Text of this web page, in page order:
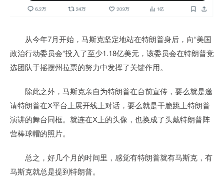
从今年7月开始，马斯克坚定地站在特朗普身后，向“美国
政治行动委员会”投入了至少1.18亿美元，该委员会在特朗普竞
选团队于摇摆州拉票的努力中发挥了关键作用。
除此之外，马斯克亲自为特朗普在台前宣传，要么就是邀
请特朗普在X平台上展开线上对话，要么就是干脆跳上特朗普
演讲的舞台同框。就连在X上的头像，也换成了头戴特朗普阵
营棒球帽的照片。
总之，好几个月的时间里，感觉有特朗普就有马斯克，有
马斯克就总是提到特朗普。